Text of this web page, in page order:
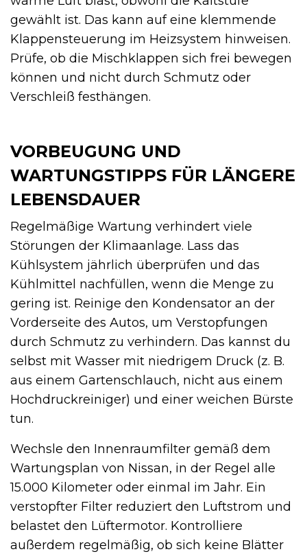
gewählt ist. Das kann auf eine klemmende
Klappensteuerung im Heizsystem hinweisen.
Prüfe, ob die Mischklappen sich frei bewegen
können und nicht durch Schmutz oder
Verschleiß festhängen.
VORBEUGUNG UND
WARTUNGSTIPPS FÜR LÄNGERE
LEBENSDAUER
Regelmäßige Wartung verhindert viele
Störungen der Klimaanlage. Lass das
Kühlsystem jährlich überprüfen und das
Kühlmittel nachfüllen, wenn die Menge zu
gering ist. Reinige den Kondensator an der
Vorderseite des Autos, um Verstopfungen
durch Schmutz zu verhindern. Das kannst du
selbst mit Wasser mit niedrigem Druck (z. B.
aus einem Gartenschlauch, nicht aus einem
Hochdruckreiniger) und einer weichen Bürste
tun.
Wechsle den Innenraumfilter gemäß dem
Wartungsplan von Nissan, in der Regel alle
15.000 Kilometer oder einmal im Jahr. Ein
verstopfter Filter reduziert den Luftstrom und
belastet den Lüftermotor. Kontrolliere
außerdem regelmäßig, ob sich keine Blätter